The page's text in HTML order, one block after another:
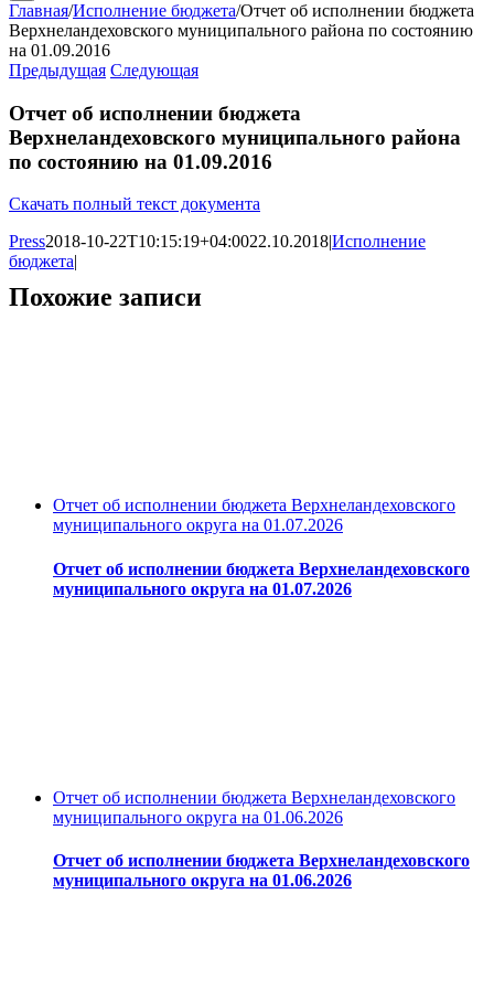
Главная/Исполнение бюджета/Отчет об исполнении бюджета
Верхнеландеховского муниципального района по состоянию
на 01.09.2016
Предыдущая Следующая
Отчет об исполнении бюджета
Верхнеландеховского муниципального района
по состоянию на 01.09.2016
Скачать полный текст документа
Press2018-10-22T10:15:19+04:0022.10.2018|Исполнение
бюджета|
Похожие записи
Отчет об исполнении бюджета Верхнеландеховского
муниципального округа на 01.07.2026
Отчет об исполнении бюджета Верхнеландеховского
муниципального округа на 01.07.2026
Отчет об исполнении бюджета Верхнеландеховского
муниципального округа на 01.06.2026
Отчет об исполнении бюджета Верхнеландеховского
муниципального округа на 01.06.2026